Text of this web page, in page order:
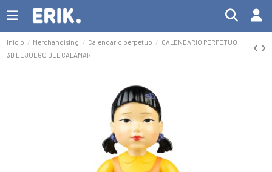
Inicio Merchandising Calendario perpetuo
CALENDARIO PERPETUO
3D EL JUEGO DEL CALAMAR